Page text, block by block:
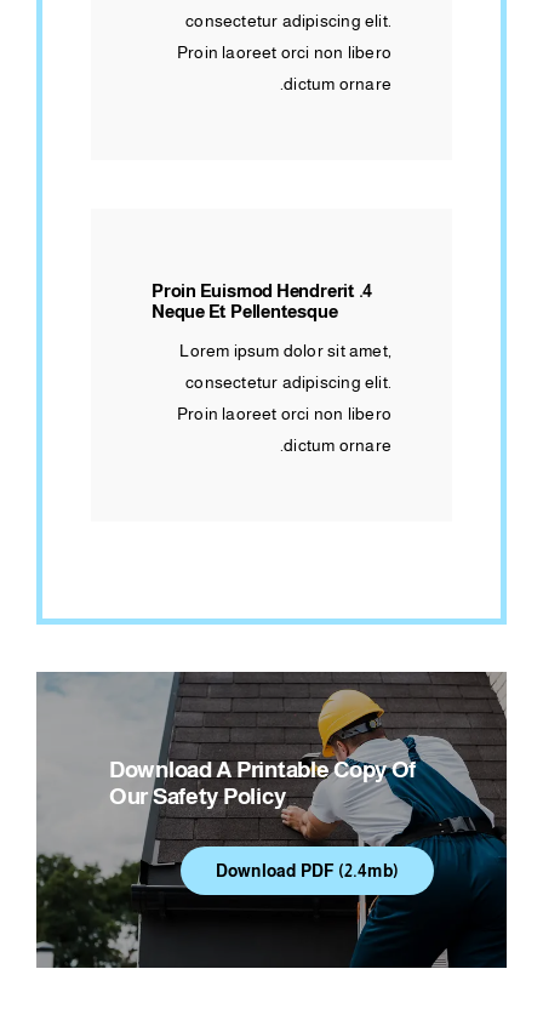
consectetur adipiscing elit.
Proin laoreet orci non libero
dictum ornare.
4. Proin Euismod Hendrerit
Neque Et Pellentesque
Lorem ipsum dolor sit amet,
consectetur adipiscing elit.
Proin laoreet orci non libero
dictum ornare.
Download A Printable Copy Of
Our Safety Policy
Download PDF (2.4mb)